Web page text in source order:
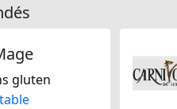
gluten